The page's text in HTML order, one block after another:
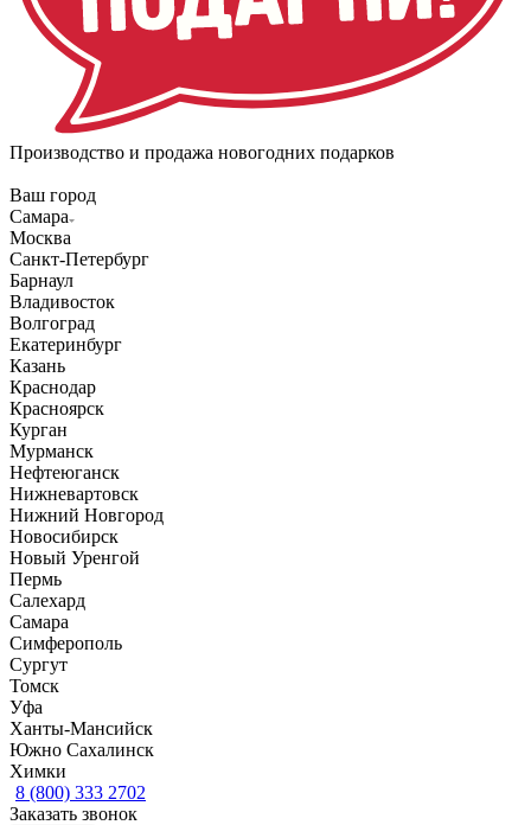
Производство и продажа новогодних подарков
Ваш город
Самара
Москва
Санкт-Петербург
Барнаул
Владивосток
Волгоград
Екатеринбург
Казань
Краснодар
Красноярск
Курган
Мурманск
Нефтеюганск
Нижневартовск
Нижний Новгород
Новосибирск
Новый Уренгой
Пермь
Салехард
Самара
Симферополь
Сургут
Томск
Уфа
Ханты-Мансийск
Южно Сахалинск
Химки
8 (800) 333 2702
Заказать звонок